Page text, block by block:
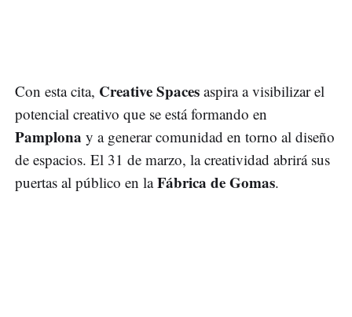
Con esta cita, Creative Spaces aspira a visibilizar el
potencial creativo que se está formando en
Pamplona y a generar comunidad en torno al diseño
de espacios. El 31 de marzo, la creatividad abrirá sus
puertas al público en laFábrica de Gomas.